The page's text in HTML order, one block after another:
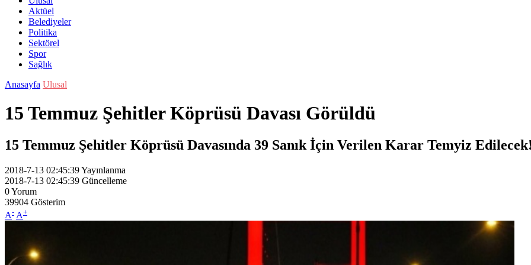
Aktüel
Belediyeler
Politika
Sektörel
Spor
Sağlık
Anasayfa Ulusal
15 Temmuz Şehitler Köprüsü Davası Görüldü
15 Temmuz Şehitler Köprüsü Davasında 39 Sanık İçin Verilen Karar Temyiz
2018-7-13 02:45:39Yayınlanma
2018-7-13 02:45:39 Güncelleme
0Yorum
39904 Gösterim
A- A+